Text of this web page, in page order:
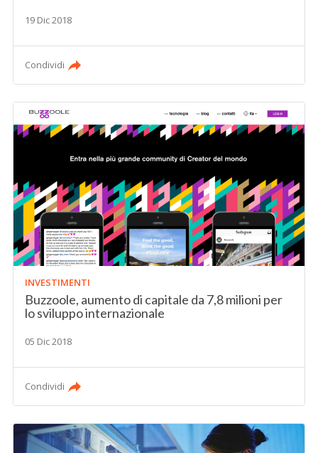
19 Dic 2018
Condividi
INVESTIMENTI
Buzzoole, aumento di capitale da 7,8 milioni per
lo sviluppo internazionale
05 Dic 2018
Condividi